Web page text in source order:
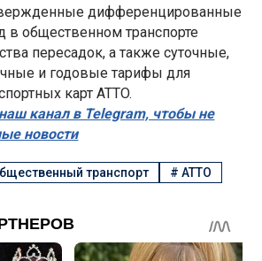
дифференцированные
в общественном транспорте
пересадок, а также суточные,
и годовые тарифы для
карт ATTO.
канал в Telegram, чтобы не
новости
транспорт # АТТО